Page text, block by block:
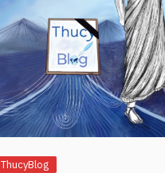
ThucyBlog